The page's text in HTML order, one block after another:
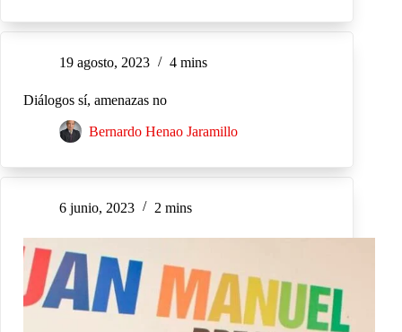
19 agosto, 2023 4 mins
Diálogos sí, amenazas no
Bernardo Henao Jaramillo
6 junio, 2023 2 mins